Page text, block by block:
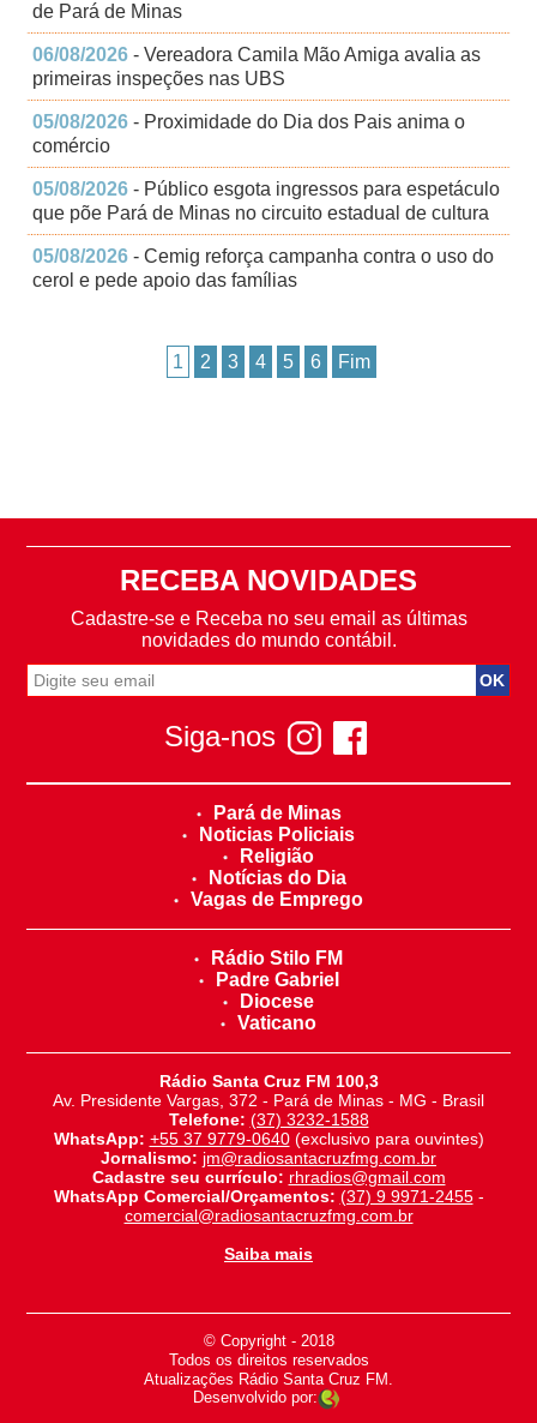
de Pará de Minas
06/08/2026 - Vereadora Camila Mão Amiga avalia as
primeiras inspeções nas UBS
05/08/2026 - Proximidade do Dia dos Pais anima o
comércio
05/08/2026 - Público esgota ingressos para espetáculo
que põe Pará de Minas no circuito estadual de cultura
05/08/2026 - Cemig reforça campanha contra o uso do
cerol e pede apoio das famílias
1 2 3 4 5 6 Fim
RECEBA NOVIDADES
Cadastre-se e Receba no seu email as últimas
novidades do mundo contábil.
Siga-nos
Pará de Minas
Noticias Policiais
Religião
Notícias do Dia
Vagas de Emprego
Rádio Stilo FM
Padre Gabriel
Diocese
Vaticano
Rádio Santa Cruz FM 100,3
Av. Presidente Vargas, 372 - Pará de Minas - MG - Brasil
Telefone: (37) 3232-1588
WhatsApp: +55 37 9779-0640(exclusivo para ouvintes)
Jornalismo: jm@radiosantacruzfmg.com.br
Cadastre seu currículo: rhradios@gmail.com
WhatsApp Comercial/Orçamentos: (37) 9 9971-2455-
comercial@radiosantacruzfmg.com.br
Saiba mais
© Copyright - 2018
-
Todos os direitos reservados
-
Atualizações Rádio Santa Cruz FM.
Desenvolvido por: